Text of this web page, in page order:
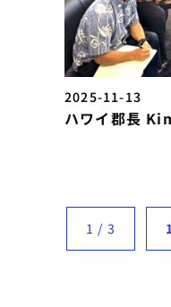
2025-11-13
ハワイ郡長
1 / 3